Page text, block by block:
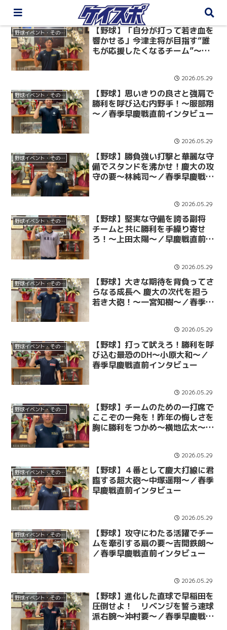
野球イベント・その他
【野球】「自分が打って若き血を
響かせる」今津主将が目指す“誰
もが応援したくなるチーム”～今
2026.05.29
野球イベント・その他
【野球】思いきりの良さと強肩で
勝利を呼び込む内野手！～服部翔
～／春季早慶戦直前インタビュー
2026.05.29
野球イベント・その他
【野球】勝負強い打撃と華麗な守
備でスタンドを沸かせ！慶大の攻
守の要～林純司～／春季早慶戦直
2026.05.29
野球イベント・その他
【野球】堅実な守備を誇る副将
チームと共に勝利を手繰り寄せ
ろ！～上田太陽～／早慶戦直前イ
2026.05.29
野球イベント・その他
【野球】大きな期待を背負ってさ
らなる成長へ 慶大の次代を担う
若き大砲！～一宮知樹～／春季早
2026.05.29
野球イベント・その他
【野球】打って吠えろ！勝利を呼
び込む最恐のDH～小原大和～／
春季早慶戦直前インタビュー
2026.05.29
野球イベント・その他
【野球】チームのための一打席で
ここぞの一発を！昨年の悔しさを
胸に勝利をつかめ～横地広太～／
2026.05.29
野球イベント・その他
【野球】４番として慶大打線に君
臨する超大砲～中塚遥翔～／春季
早慶戦直前インタビュー
2026.05.29
野球イベント・その他
【野球】攻守にわたる活躍でチー
ムを牽引する扇の要～吉開鉄朗～
／春季早慶戦直前インタビュー
2026.05.29
野球イベント・その他
【野球】進化した直球で早稲田を
圧倒せよ！ リベンジを誓う速球
派右腕～沖村要～／春季早慶戦直